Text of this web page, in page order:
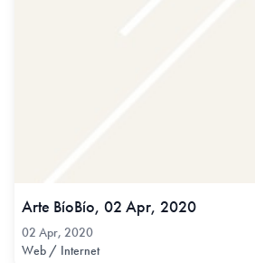
Arte BíoBío, 02 Apr, 2020
02 Apr, 2020
Web / Internet